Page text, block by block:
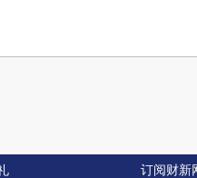
订阅财新